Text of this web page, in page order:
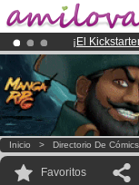
¡ El
¡Conviertete
¡Ya
Inicio > Directorio De Cómics
Favoritos